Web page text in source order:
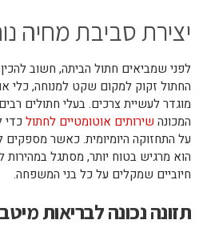
יצירת סביבת מחיה
לפני שמביאים חתול הביתה, חשוב להכין
החתול זקוק למקום שקט למנוחה, כלי
מוגדר לעשיית צרכים. בעלי חתולים
המכונה שירותים אוטומטיים לחתול כדי
על התחזוקה היומיומית. כאשר
הוא מרגיש בטוח יותר, מסתגל
חיוביים שמקלים על כל בני המשפחה.
תזונה נכונה לבריאות